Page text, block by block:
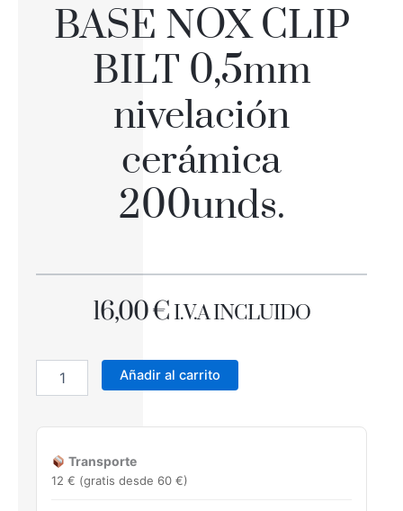
BASE NOX CLIP
BILT 0,5mm
nivelación
cerámica
200unds.
16,00€ I.V.A INCLUIDO
BASE
NOX
CLIP
0,5mm
cerámica
200unds.
Añadir al carrito
Transporte
12 € (gratis desde 60 €)